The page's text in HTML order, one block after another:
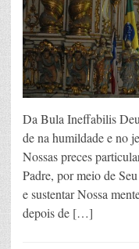
Da Bula Ineffabilis
de na humildade e no
Nossas preces
Padre, por meio de
e sustentar Nossa
depois de […]